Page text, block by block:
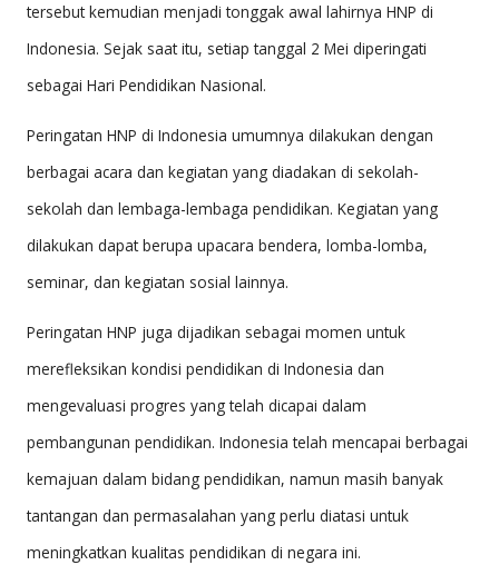
tersebut kemudian menjadi tonggak awal lahirnya HNP di
Indonesia. Sejak saat itu, setiap tanggal 2 Mei diperingati
sebagai Hari Pendidikan Nasional.
Peringatan HNP di Indonesia umumnya dilakukan dengan
berbagai acara dan kegiatan yang diadakan di sekolah-
sekolah dan lembaga-lembaga pendidikan. Kegiatan yang
dilakukan dapat berupa upacara bendera, lomba-lomba,
seminar, dan kegiatan sosial lainnya.
Peringatan HNP juga dijadikan sebagai momen untuk
merefleksikan kondisi pendidikan di Indonesia dan
mengevaluasi progres yang telah dicapai dalam
pembangunan pendidikan. Indonesia telah mencapai berbagai
kemajuan dalam bidang pendidikan, namun masih banyak
tantangan dan permasalahan yang perlu diatasi untuk
meningkatkan kualitas pendidikan di negara ini.